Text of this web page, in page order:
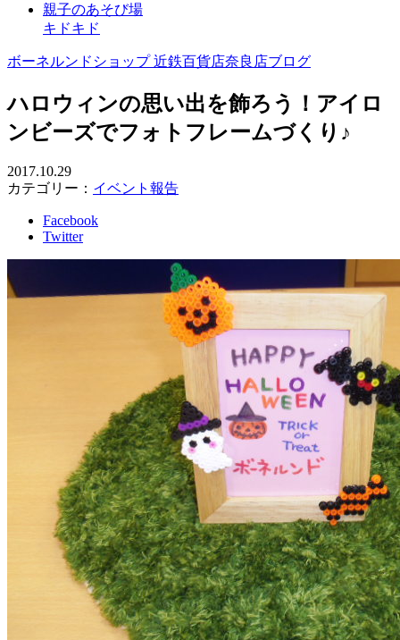
親子のあそび場
キドキド
ボーネルンドショップ 近鉄百貨店奈良店ブログ
ハロウィンの思い出を飾ろう！アイロ
ンビーズでフォトフレームづくり♪
2017.10.29
カテゴリー： イベント報告
Facebook
Twitter